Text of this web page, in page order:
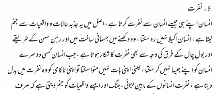
٤۔ نفرت
انسان اپنے ہی جیسے انسان سے نفرت کرتا ہے ، اصل میں یہ جذبہ حالات و واقعیات سے جنم
لیتا ہے ، انسان اکیلا نہیں رہ سکتا ، وہ دکھنے میں جسمانی ساخت میں اور رہن سہن کے طریقے
اور بول چال کے فرق کی وجہ سے بھی نفرت کا شکار ہوتا ہے ، جب انسان کسی دوسرے
انسان کو اپنے جیسا نہیں کر سکتا ، یعنی اپنی بات نہیں منوا سکتا تو اپنی ناکامی کو وہ نفرت میں بدل
دیتا ہے ، نفرت انسانوں کے مابین لڑائی ، جنگ اور ایسے واقعیات کو جنم دیتی ہے کہ صرف